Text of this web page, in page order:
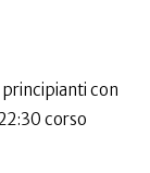
con
corso